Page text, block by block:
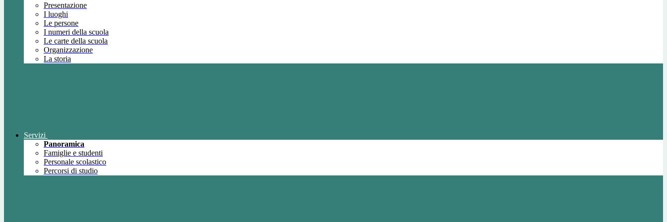
Presentazione
I luoghi
Le persone
I numeri della scuola
Le carte della scuola
Organizzazione
La storia
Servizi
Panoramica
Famiglie e studenti
Personale scolastico
Percorsi di studio